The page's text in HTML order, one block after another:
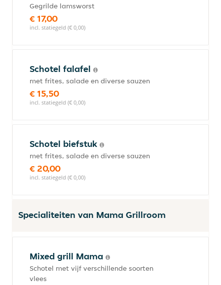
Gegrilde lamsworst
€ 17,00
incl. statiegeld (€ 0,00)
Schotel falafel
met frites, salade en diverse sauzen
€ 15,50
incl. statiegeld (€ 0,00)
Schotel biefstuk
met frites, salade en diverse sauzen
€ 20,00
incl. statiegeld (€ 0,00)
Specialiteiten van Mama Grillroom
Mixed grill Mama
Schotel met vijf verschillende soorten
vlees